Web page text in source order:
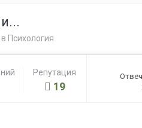
в Психология
Репутация
19